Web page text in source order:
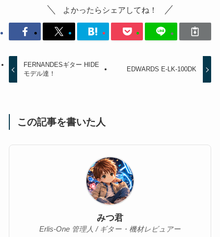
よかったらシェアしてね！
FERNANDESギター HIDE
モデル達！
EDWARDS E-LK-100DK
この記事を書いた人
みつ君
Erlis-One 管理人 / ギター・機材レビュアー